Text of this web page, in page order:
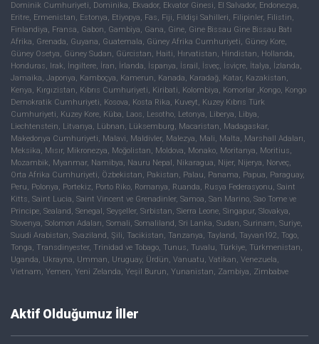
Dominik Cumhuriyeti, Dominika, Ekvador, Ekvator Ginesi, El Salvador, Endonezya,
Eritre, Ermenistan, Estonya, Etiyopya, Fas, Fiji, Fildişi Sahilleri, Filipinler, Filistin,
Finlandiya, Fransa, Gabon, Gambiya, Gana, Gine, Gine Bissau Gine Bissau Batı
Afrika, Grenada, Guyana, Guatemala, Güney Afrika Cumhuriyeti, Güney Kore,
Güney Osetya, Güney Sudan, Gürcistan, Haiti, Hırvatistan, Hindistan, Hollanda,
Honduras, Irak, İngiltere, İran, İrlanda, İspanya, İsrail, İsveç, İsviçre, İtalya, İzlanda,
Jamaika, Japonya, Kamboçya, Kamerun, Kanada, Karadağ, Katar, Kazakistan,
Kenya, Kırgızistan, Kıbrıs Cumhuriyeti, Kiribati, Kolombiya, Komorlar ,Kongo, Kongo
Demokratik Cumhuriyeti, Kosova, Kosta Rika, Kuveyt, Kuzey Kıbrıs Türk
Cumhuriyeti, Kuzey Kore, Küba, Laos, Lesotho, Letonya, Liberya, Libya,
Liechtenstein, Litvanya, Lübnan, Lüksemburg, Macaristan, Madagaskar,
Makedonya Cumhuriyeti, Malavi, Maldivler, Malezya, Mali, Malta, Marshall Adaları,
Meksika, Mısır, Mikronezya, Moğolistan, Moldova, Monako, Moritanya, Moritius,
Mozambik, Myanmar, Namibya, Nauru Nepal, Nikaragua, Nijer, Nijerya, Norveç,
Orta Afrika Cumhuriyeti, Özbekistan, Pakistan, Palau, Panama, Papua, Paraguay,
Peru, Polonya, Portekiz, Porto Riko, Romanya, Ruanda, Rusya Federasyonu, Saint
Kitts, Saint Lucia, Saint Vincent ve Grenadinler, Samoa, San Marino, Sao Tome ve
Principe, Sealand, Senegal, Seyşeller, Sırbistan, Sierra Leone, Singapur, Slovakya,
Slovenya, Solomon Adaları, Somali, Somaliland, Sri Lanka, Sudan, Surinam, Suriye,
Suudi Arabistan, Svaziland, Şili, Tacikistan, Tanzanya, Tayland, Tayvan192, Togo,
Tonga, Transdinyester, Trinidad ve Tobago, Tunus, Tuvalu, Türkiye, Türkmenistan,
Uganda, Ukrayna, Umman, Uruguay, Ürdün, Vanuatu, Vatikan, Venezuela,
Vietnam, Yemen, Yeni Zelanda, Yeşil Burun, Yunanistan, Zambiya, Zimbabve
Aktif Olduğumuz İller